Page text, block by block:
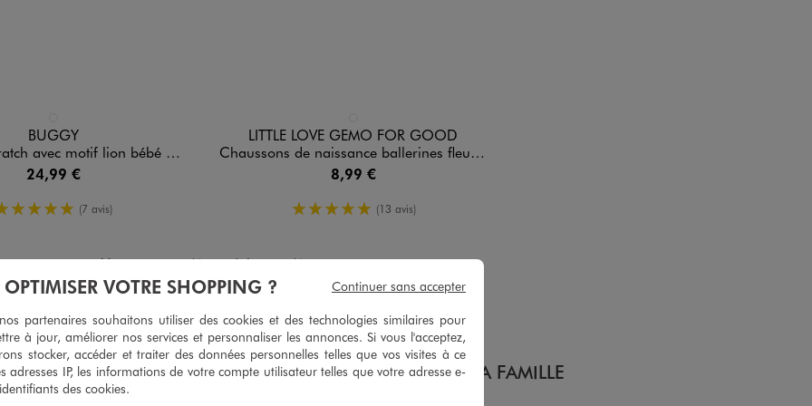
BUGGY
motif lion bébé garçon - Buggy
24,99 €
5/5 de moyenne
(7 avis)
LITTLE LOVE GEMO FOR GOOD
Chaussons de naissance ballerines fleuries à fleurs bébé fille
8,99 €
5/5 de moyenne
(13 avis)
Vous avez vu 41 produits sur 41
Première page
Page précédente
1 2
VÊTEMENTS ET CHAUSSURES POUR TOUTE LA FAMILLE
OPTIMISER VOTRE SHOPPING ?
partenaires souhaitons utiliser des cookies et des technologies similaires pour
à jour, améliorer nos services et personnaliser les annonces. Si vous l'acceptez,
stocker, accéder et traiter des données personnelles telles que vos visites à ce
adresses IP, les informations de votre compte utilisateur telles que votre adresse e-
des cookies.
Continuer sans accepter